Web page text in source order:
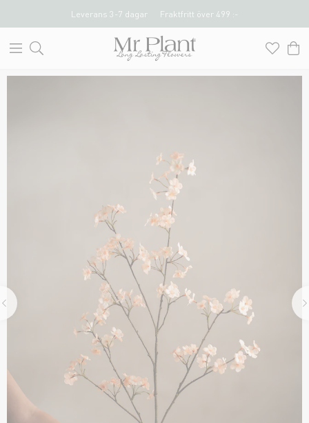
Leverans 3-7 dagar Fraktfritt över 499 :-